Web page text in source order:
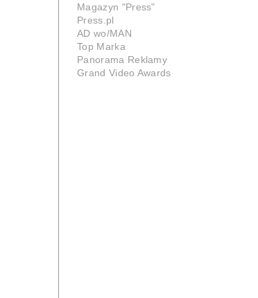
Magazyn "Press"
Press.pl
AD wo/MAN
Top Marka
Panorama Reklamy
Grand Video Awards